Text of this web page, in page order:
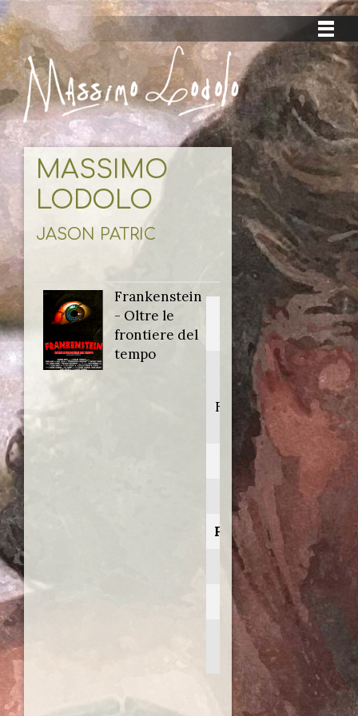
MASSIMO
LODOLO
JASON PATRIC
Frankenstein
- Oltre le
frontiere del
tempo
Titolo
originale:
Roger
Corman's
Frankenstein
unbound
Anno:
1990
Personaggio:
Lord Byron
Regia di:
Roger
Corman